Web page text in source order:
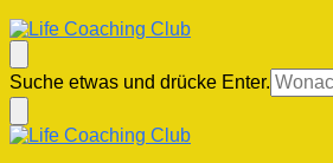
Life Coaching Club
Für Deine Lebenskompetenz
Suchst
du
nach
etwas?
Suche etwas und drücke Enter.